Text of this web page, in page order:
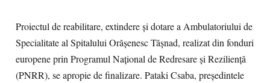
Proiectul de reabilitare, extindere și dotare a Ambulatoriului de
Specialitate al Spitalului Orășenesc Tășnad, realizat din fonduri
europene prin Programul Național de Redresare și Reziliență
(PNRR), se apropie de finalizare. Pataki Csaba, președintele